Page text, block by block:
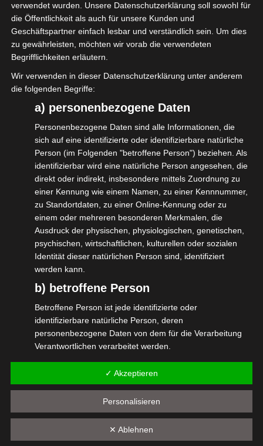
Beispielen bereicherte 44 Seiten starke
Heft ist in gedruckter Form
versandkostenfrei über den Shop des
Magazins Production Partner zum Preis von
14,90 Euro erhältlich. isdv-Mitglieder
bekommen den Wegweiser kostenlos unter
der Emailadresse der Geschäftsstelle der
isdv.
#isdv #selbständigkeit
#wirGemeinsamJetzt #productionpartner
Diesen Beitrag teilen
verwendet wurden. Unsere Datenschutzerklärung soll sowohl für
die Öffentlichkeit als auch für unsere Kunden und
Geschäftspartner einfach lesbar und verständlich sein. Um dies
zu gewährleisten, möchten wir vorab die verwendeten
Begrifflichkeiten erläutern.
Wir verwenden in dieser Datenschutzerklärung unter anderem
die folgenden Begriffe:
a) personenbezogene Daten
Personenbezogene Daten sind alle Informationen, die
sich auf eine identifizierte oder identifizierbare natürliche
Person (im Folgenden "betroffene Person") beziehen. Als
identifizierbar wird eine natürliche Person angesehen, die
direkt oder indirekt, insbesondere mittels Zuordnung zu
einer Kennung wie einem Namen, zu einer Kennnummer,
zu Standortdaten, zu einer Online-Kennung oder zu
einem oder mehreren besonderen Merkmalen, die
Ausdruck der physischen, physiologischen, genetischen,
psychischen, wirtschaftlichen, kulturellen oder sozialen
Identität dieser natürlichen Person sind, identifiziert
werden kann.
b) betroffene Person
Betroffene Person ist jede identifizierte oder
identifizierbare natürliche Person, deren
personenbezogene Daten von dem für die Verarbeitung
Verantwortlichen verarbeitet werden.
c) Verarbeitung
Verarbeitung ist jeder mit oder ohne Hilfe automatisierter
Verfahren ausgeführte Vorgang oder jede solche
Vorgangsreihe im Zusammenhang mit
✓ Akzeptieren
Personalisieren
✕ Ablehnen